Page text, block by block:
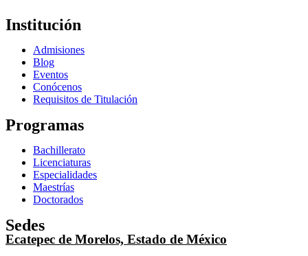
Institución
Admisiones
Blog
Eventos
Conócenos
Requisitos de Titulación
Programas
Bachillerato
Licenciaturas
Especialidades
Maestrías
Doctorados
Sedes
Ecatepec de Morelos, Estado de México